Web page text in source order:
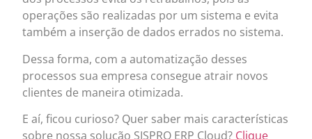
operações são realizadas por um sistema e evita
também a inserção de dados errados no sistema.
Dessa forma, com a automatização desses
processos sua empresa consegue atrair novos
clientes de maneira otimizada.
E aí, ficou curioso? Quer saber mais características
sobre nossa solução SISPRO ERP Cloud? Clique